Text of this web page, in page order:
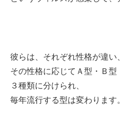
彼らは、それぞれ性格が違い
その性格に応じてＡ型・Ｂ型
３種類に分けられ、
毎年流行する型は変わります